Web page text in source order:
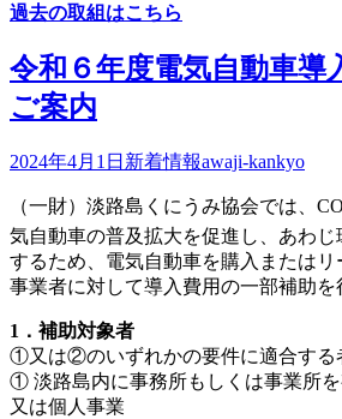
過去の取組はこちら
令和６年度電気自動車導
ご案内
2024年4月1日 新着情報awaji-kankyo
（一財）淡路島くにうみ協会では、CO
気自動車の普及拡大を促進し、あわ
するため、電気自動車を購入または
事業者に対して導入費用の一部補助を
1．補助対象者
①又は②のいずれかの要件に適合する
① 淡路島内に事務所もしくは事業所
又は個人事業